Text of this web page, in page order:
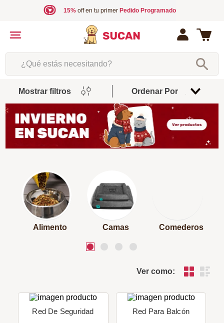
15%off en tu primer Pedido Programado
¿Qué estás necesitando?
Mostrar filtros Ordenar Por
Relevancia
Alimento Camas Comederos
Ver como:
Red De Seguridad Red Para Balcón